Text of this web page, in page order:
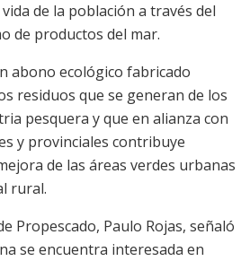
de la población a través del
de productos del mar.
abono ecológico fabricado
residuos que se generan de los
pesquera y que en alianza con
y provinciales contribuye
de las áreas verdes urbanas
rural.
Propescado, Paulo Rojas, señaló
se encuentra interesada en